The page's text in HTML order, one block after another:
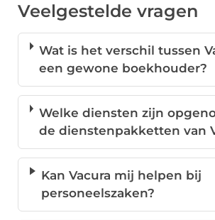
Veelgestelde vragen
Wat is het verschil tussen
een gewone boekhouder?
Welke diensten zijn
de dienstenpakketten van
Kan Vacura mij helpen bij
personeelszaken?